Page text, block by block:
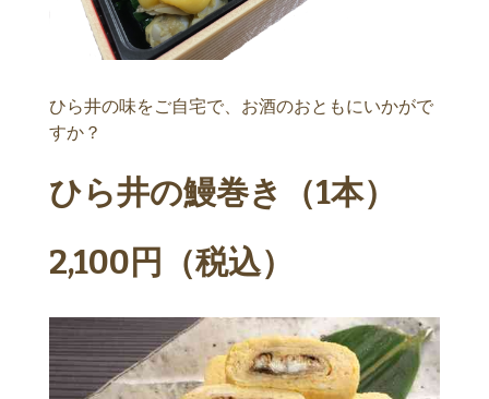
ひら井の味をご自宅で、お酒のおともにいかがで
すか？
ひら井の鰻巻き（1本）
2,100円（税込）